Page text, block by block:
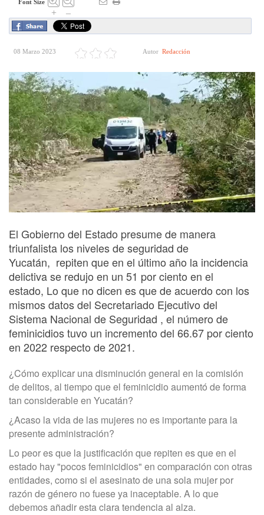
Font Size
+ –
08 Marzo 2023 Autor Redacción
El Gobierno del Estado presume de manera
triunfalista los niveles de seguridad de
Yucatán, repiten que en el último año la incidencia
delictiva se redujo en un 51 por ciento en el
estado, Lo que no dicen es que de acuerdo con los
mismos datos del Secretariado Ejecutivo del
Sistema Nacional de Seguridad , el número de
feminicidios tuvo un incremento del 66.67 por ciento
en 2022 respecto de 2021.
¿Cómo explicar una disminución general en la comisión
de delitos, al tiempo que el feminicidio aumentó de forma
tan considerable en Yucatán?
¿Acaso la vida de las mujeres no es importante para la
presente administración?
Lo peor es que la justificación que repiten es que en el
estado hay "pocos feminicidios" en comparación con otras
entidades, como si el asesinato de una sola mujer por
razón de género no fuese ya inaceptable. A lo que
debemos añadir esta clara tendencia al alza.